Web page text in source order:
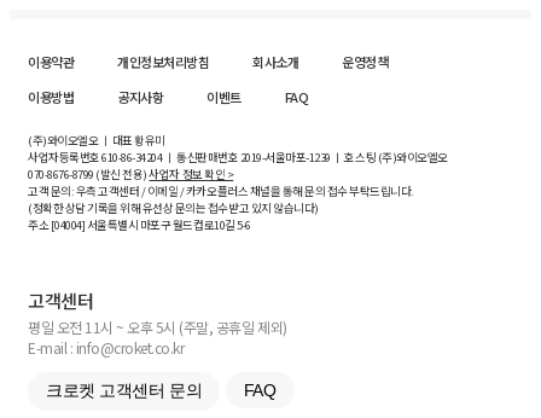
이용약관 개인정보처리방침 회사소개
운영정책
이용방법
공지사항 이벤트 FAQ
(주)와이오엘오 ㅣ 대표 황유미
사업자등록번호610-86-34204ㅣ 통신판매번호 2019-서울마포-1239 ㅣ 호스팅 (주)와이오엘오
070-8676-8799 (발신 전용)사업자 정보 확인 >
고객 문의: 우측 고객센터 / 이메일 / 카카오플러스 채널을 통해 문의 접수 부탁드립니다.
(정확한 상담 기록을 위해 유선상 문의는 접수받고 있지 않습니다)
주소 [04004] 서울특별시 마포구 월드컵로10길5-6
고객센터
평일 오전 11시 ~ 오후 5시 (주말, 공휴일 제외)
E-mail : info@croket.co.kr
크로켓 고객센터 문의 FAQ